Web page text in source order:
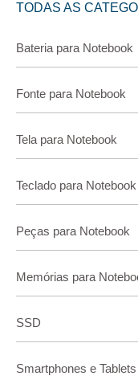
TODAS AS
Bateria para Notebook
Fonte para Notebook
Tela para Notebook
Teclado para Notebook
Peças para Notebook
Memórias para
SSD
Smartphones e Tablets